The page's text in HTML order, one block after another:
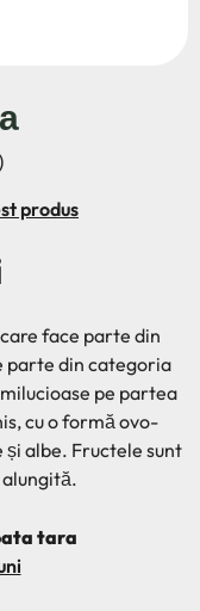
produs
face parte din
parte din categoria
pe partea
cu o formă ovo-
albe. Fructele sunt
tara